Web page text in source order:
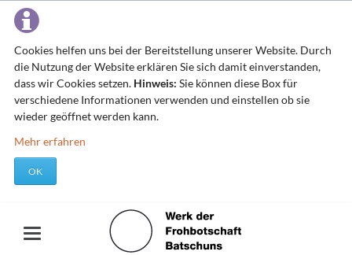
Cookies helfen uns bei der Bereitstellung unserer Website. Durch
die Nutzung der Website erklären Sie sich damit einverstanden,
dass wir Cookies setzen. Hinweis: Sie können diese Box für
verschiedene Informationen verwenden und einstellen ob sie
wieder geöffnet werden kann.
Mehr erfahren
OK